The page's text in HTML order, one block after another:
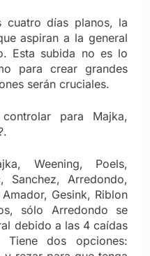
cuatro días planos, la
aspiran a la general
Esta subida no es lo
para crear grandes
serán cruciales.
para Majka,
Weening, Poels,
Sanchez, Arredondo,
Gesink, Riblon
sólo Arredondo se
debido a las 4 caídas
dos opciones: